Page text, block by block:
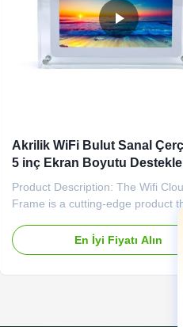
Akrilik WiFi Bulut Sanal
5 inç Ekran Boyutu
Dosya Formatları JPEG
Product Description: The Wifi
Frame is a cutting-edge product
share your precious memories.
as a Digital Frame card type, this
craftsmanship and advanced
En İyi Fiyatı Alın